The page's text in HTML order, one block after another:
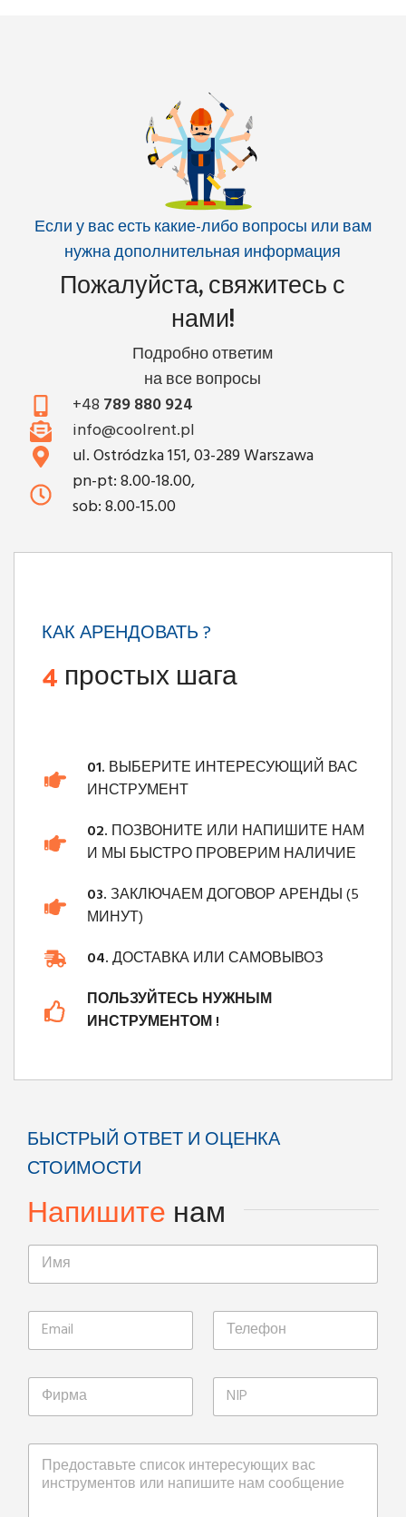
Если у вас есть какие-либо вопросы или вам
нужна дополнительная информация
Пожалуйста, свяжитесь с
нами!
Подробно ответим
на все вопросы
+48 789 880 924
info@coolrent.pl
ul. Ostródzka 151, 03-289 Warszawa
pn-pt: 8.00-18.00,
sob: 8.00-15.00
КАК АРЕНДОВАТЬ ?
4простых шага
01. ВЫБЕРИТЕ ИНТЕРЕСУЮЩИЙ ВАС
ИНСТРУМЕНТ
02. ПОЗВОНИТЕ ИЛИ НАПИШИТЕ НАМ
И МЫ БЫСТРО ПРОВЕРИМ НАЛИЧИЕ
03.ЗАКЛЮЧАЕМ ДОГОВОР АРЕНДЫ (5
МИНУТ)
04.ДОСТАВКА ИЛИ САМОВЫВОЗ
ПОЛЬЗУЙТЕСЬ НУЖНЫМ
ИНСТРУМЕНТОМ !
БЫСТРЫЙ ОТВЕТ И ОЦЕНКА
СТОИМОСТИ
Напишитенам